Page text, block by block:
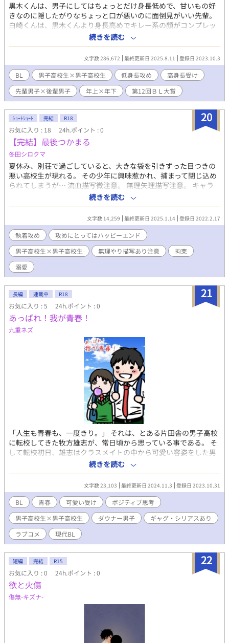
黒木くんは、男子にしてはちょっとだけ身長低めで、甘いもの好
きなのに隠したがりなちょっと口が悪いのに面倒見がいい先輩。
白崎くんは、黒木くんより身長高めでキレー系の顔がコンプレッ
クスの後輩。 中学１年の時に、委員会の先輩だった黒木くんが卒
業する前に、白崎くんに残した言葉からうつむきがちだった生活
が変わっていって…。 「先輩は何気ないつもりだったんでしょう
けど、僕にとってはそれはまるで神様からの言葉みたいだったん
です」 ノンケの先輩を好きになった、初恋が黒木先輩という白崎
くん。 自分を意識してほしいけど、まるで子どもみたいなやり方
でしか先輩の前に出られない。 …でも、男の僕が先輩を好きにな
ってと望んでも、先輩を困らせたりしないかな。 女の子から意識
されている先輩を見ていると、「僕の方が好きなのに！」とか、
「僕の方が先に！」とか思う裏側で、「手をつなぎたいって言っ
ても気持ち悪がられちゃうよね？ だって、僕…男だし」って凹
んでしまう。 それでもどんな形でもそばにいたい、黒木先輩のそ
ばに…。 黒木くんのことを意識してから、追うように入学した高
校で、ゆっくりと好きになってもらうための日々。 ２歳差男子高
校生二人の、卒業までの一年間のお話。 ※コンテストの関係で、
なろうでも同作を連載開始しました。 こちらよりは更新ゆっく
りめです。
続きを読む
文字数 286,672 最終更新日 2025.8.11 登録日 2023.10.3
BL 男子高校生×男子高校生 低身長攻め
高身長受け
先輩男子×後輩男子
年上×年下 第12回ＢＬ大賞
20
ｼｮｰﾄｼｮｰﾄ 完結 R18
お気に入り : 18 24h.ポイント : 0
【完結】最後つかまる
冬田シロクマ
夏休み、別荘で過ごしていると、大きな袋を引きずった目つきの
悪い高校生が現れる。 その少年に興味惹かれ、捕まって閉じ込め
られてしまうが… 流血描写微注意。 無理矢理描写注意。 キャラ
香澄 かすみ(攻め) 執着心が強い、お金持ちの一人息子。 少し変
人 大雅 たいが(受け) 血まみれの両親を引きずってくるところか
ら始まる。 虐待を受け、両親を殺した。 目撃者 人通りの少ない路
地に迷い込んで、たまたま大雅が人を殺すところに居合わせた不
運な女性。 元題名 好きになっちゃった！
続きを読む
文字数 14,259 最終更新日 2025.1.14 登録日 2022.2.17
執着攻め
攻めにとってはハッピーエンド
男子高校生×男子高校生
無理やり描写あり注意
拘束
溺愛
21
長編 連載中 R18
お気に入り : 5 24h.ポイント : 0
あっぱれ！我が青春！
九重ネズ
「人生も青春も、一度きり。」 それは、とある片田舎の男子高校
に転校してきた牧方雄志が、常日頃から思っている事である。 そ
して転校初日、雄志はクラスメイトの中から可愛い容姿をした男
子を見つける。 青春を謳歌するために、その可愛い男子・磯村雅
に接近して友達になろうと、雄志は彼に手を差し伸べたのだ
が…？ 「君に一目惚れしました！俺と付き合ってください！」
「あー…別にいいよ」 何故か雅に告白してしまい、何故かＯＫを
貰って、あれよあれよと言う間に恋人同士になってしまったので
あった！ これは、青春謳歌したい系ポジティブ男子高校生と、可
愛いダウナー系男子高校生の、ふざけて笑って青春を謳歌してい
く男子高校生ラブコメである…！
続きを読む
文字数 23,103 最終更新日 2024.11.3 登録日 2023.10.31
BL 青春 可愛い受け
ポジティブ思考
男子高校生×男子高校生
ダウナー男子
ギャグ・シリアスあり
ラブコメ
現代BL
22
短編 完結 R15
お気に入り : 0 24h.ポイント : 0
欲と火傷
傷無-キズナ-